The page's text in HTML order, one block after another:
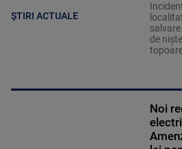
ȘTIRI ACTUALE
de
Noi